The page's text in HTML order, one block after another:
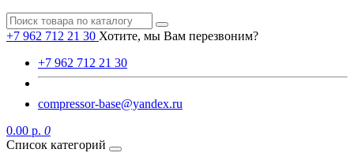
+7 962 712 21 30 Хотите, мы Вам перезвоним?
+7 962 712 21 30
compressor-base@yandex.ru
0.00 р. 0
Список категорий